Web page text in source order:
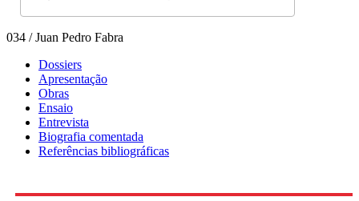
034 / Juan Pedro Fabra
Dossiers
Apresentação
Obras
Ensaio
Entrevista
Biografia comentada
Referências bibliográficas